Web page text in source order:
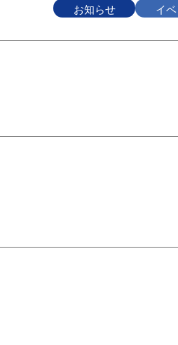
お知らせ イ